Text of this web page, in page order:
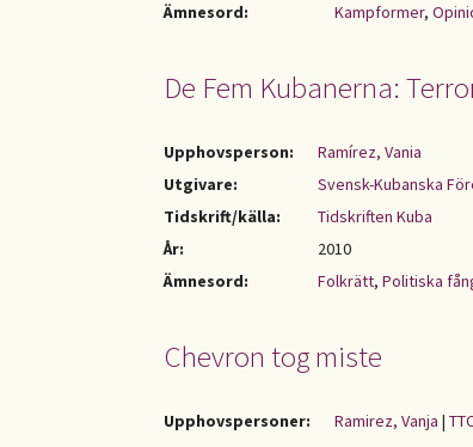
Ämnesord:
Kampformer,
De Fem Kubanerna:
Upphovsperson:
Ramírez, Vania
Utgivare:
Svensk-Kubanska
Tidskrift/källa:
Tidskriften Kuba
År:
2010
Ämnesord:
Folkrätt, Politiska
Chevron tog miste
Upphovspersoner: Ramirez, Vanja |